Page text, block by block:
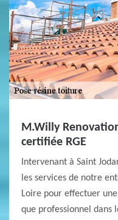
M.Willy
certifiée RGE
Intervenant à Saint
les services de notre
Loire pour effectuer
que professionnel dans